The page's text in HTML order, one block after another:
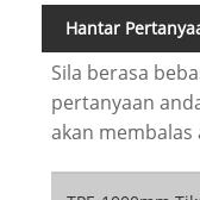
Hantar
Sila berasa
pertanyaan
akan membalas